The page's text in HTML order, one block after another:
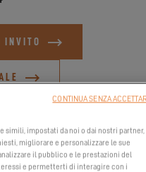
INVITO
simili, impostati da noi o dai nostri partner,
migliorare e personalizzare le sue
il pubblico e le prestazioni del
e permetterti di interagire con i
CONTINUA SENZA